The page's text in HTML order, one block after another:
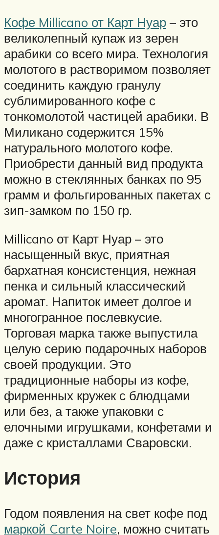
Кофе Millicano от Карт Нуар – это
великолепный купаж из зерен
арабики со всего мира. Технология
молотого в растворимом позволяет
соединить каждую гранулу
сублимированного кофе с
тонкомолотой частицей арабики. В
Миликано содержится 15%
натурального молотого кофе.
Приобрести данный вид продукта
можно в стеклянных банках по 95
грамм и фольгированных пакетах с
зип-замком по 150 гр.
Millicano от Карт Нуар – это
насыщенный вкус, приятная
бархатная консистенция, нежная
пенка и сильный классический
аромат. Напиток имеет долгое и
многогранное послевкусие.
Торговая марка также выпустила
целую серию подарочных наборов
своей продукции. Это
традиционные наборы из кофе,
фирменных кружек с блюдцами
или без, а также упаковки с
елочными игрушками, конфетами и
даже с кристаллами Сваровски.
История
Годом появления на свет кофе под
маркой Carte Noire, можно считать